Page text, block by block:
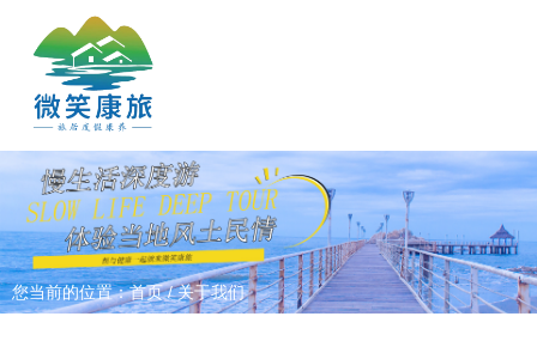
您当前的位置：首页/关于我们